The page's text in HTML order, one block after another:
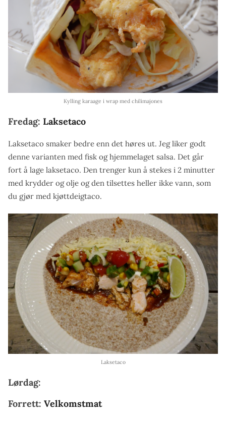
Kylling karaage i wrap med chilimajones
Fredag: Laksetaco
Laksetaco smaker bedre enn det høres ut. Jeg liker godt
denne varianten med fisk og hjemmelaget salsa. Det går
fort å lage laksetaco. Den trenger kun å stekes i 2 minutter
med krydder og olje og den tilsettes heller ikke vann, som
du gjør med kjøttdeigtaco.
Laksetaco
Lørdag:
Forrett: Velkomstmat